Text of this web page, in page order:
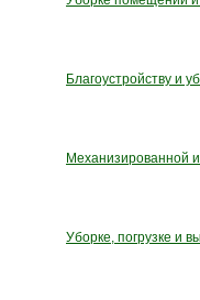
Благоустройству и
Механизированной
Уборке, погрузке и